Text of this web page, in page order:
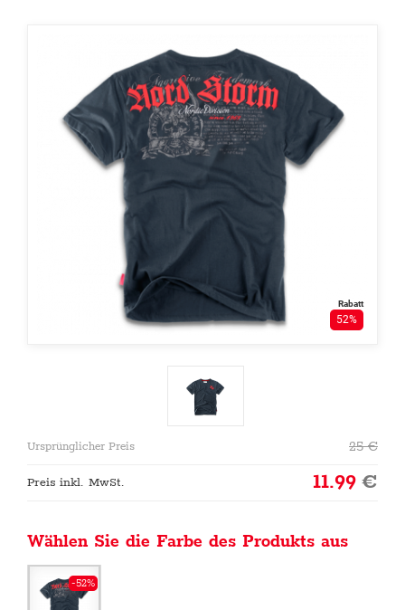
Rabatt
52%
Ursprünglicher Preis 25€
Preis inkl. MwSt. 11.99€
Wählen Sie die Farbe des Produkts aus
-52%